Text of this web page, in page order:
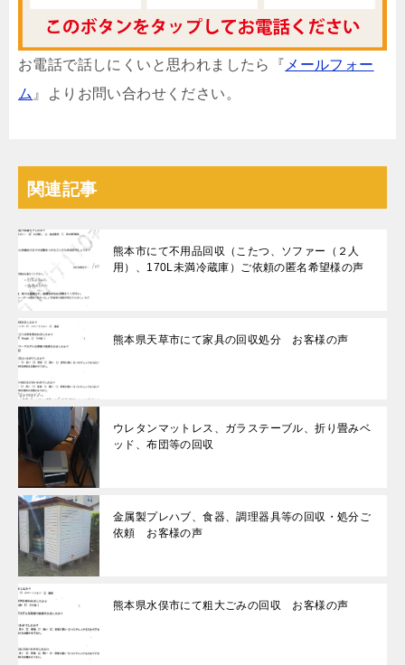
お電話で話しにくいと思われましたら『 メールフォー
ム 』よりお問い合わせください。
関連記事
熊本市にて不用品回収（こたつ、ソファー（２人
用）、170L未満冷蔵庫）ご依頼の匿名希望様の声
熊本県天草市にて家具の回収処分 お客様の声
ウレタンマットレス、ガラステーブル、折り畳みベ
ッド、布団等の回収
金属製プレハブ、食器、調理器具等の回収・処分ご
依頼 お客様の声
熊本県水俣市にて粗大ごみの回収 お客様の声